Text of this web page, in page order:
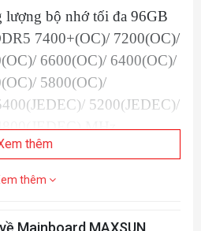
bộ nhớ tối đa 96GB
7400+(OC)/ 7200(OC)/
6600(OC)/ 6400(OC)/
5800(OC)/
5200(JEDEC)/
MHz
3.0 OC
thêm
thêm
Mainboard MAXSUN